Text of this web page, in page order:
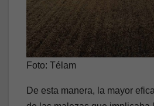
Foto: Télam
De esta manera, la mayor